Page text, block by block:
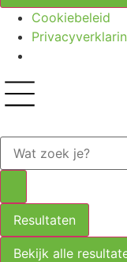
Cookiebeleid
Resultaten
Bekijk alle